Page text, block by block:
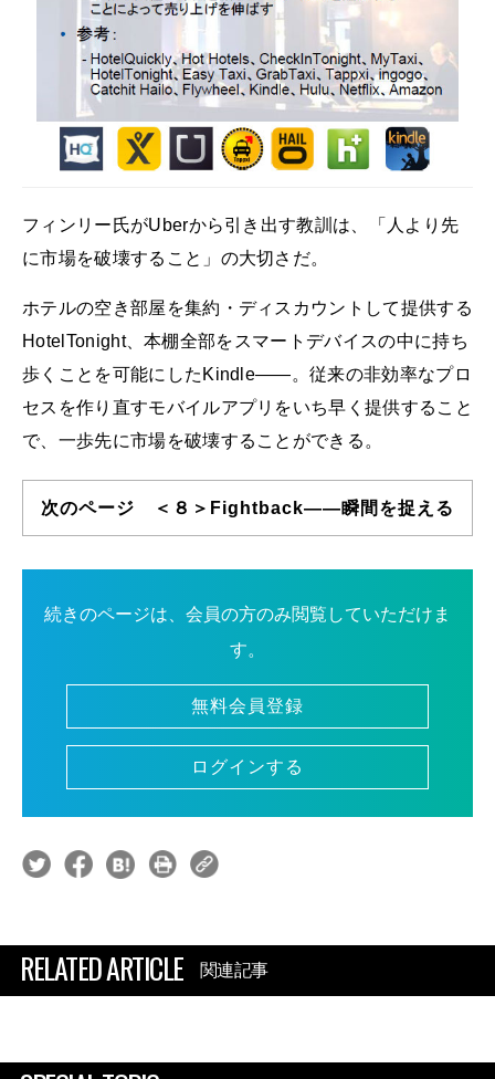
フィンリー氏がUberから引き出す教訓は、「人より先
に市場を破壊すること」の大切さだ。
ホテルの空き部屋を集約・ディスカウントして提供する
HotelTonight、本棚全部をスマートデバイスの中に持ち
歩くことを可能にしたKindle――。従来の非効率なプロ
セスを作り直すモバイルアプリをいち早く提供すること
で、一歩先に市場を破壊することができる。
次のページ ＜８＞Fightback――瞬間を捉える
続きのページは、会員の方のみ閲覧していただけま
す。
無料会員登録
ログインする
RELATED ARTICLE 関連記事